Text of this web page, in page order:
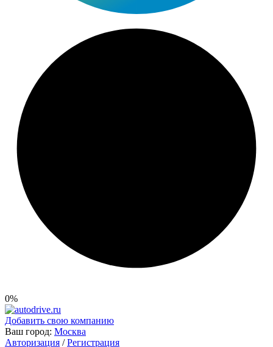
0%
Добавить свою компанию
Ваш город: Москва
Авторизация / Регистрация